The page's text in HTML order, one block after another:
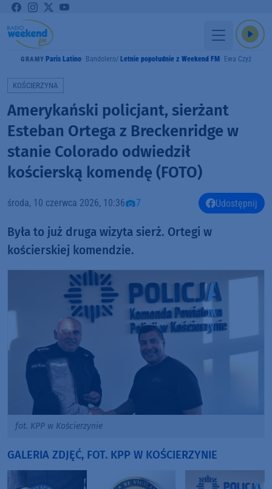
GRAMY Paris Latino Bandolero Letnie popołudnie z Weekend FM Ewa Czyż
KOŚCIERZYNA
Amerykański policjant, sierżant
Esteban Ortega z Breckenridge w
stanie Colorado odwiedził
kościerską komendę (FOTO)
środa, 10 czerwca 2026, 10:36 7 Udostępnij
Była to już druga wizyta sierż. Ortegi w
kościerskiej komendzie.
fot. KPP w Kościerzynie
GALERIA ZDJĘĆ, FOT. KPP W KOŚCIERZYNIE